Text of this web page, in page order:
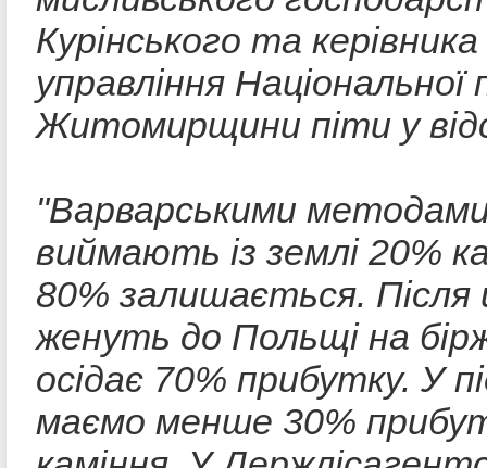
Курінського та
управління Національної
Житомирщини піти у
"Варварськими
виймають із землі 20%
80% залишається. Після
женуть до Польщі на
осідає 70% прибутку. У
маємо менше 30%